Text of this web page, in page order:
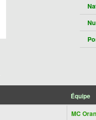
Équipe
MC Oran